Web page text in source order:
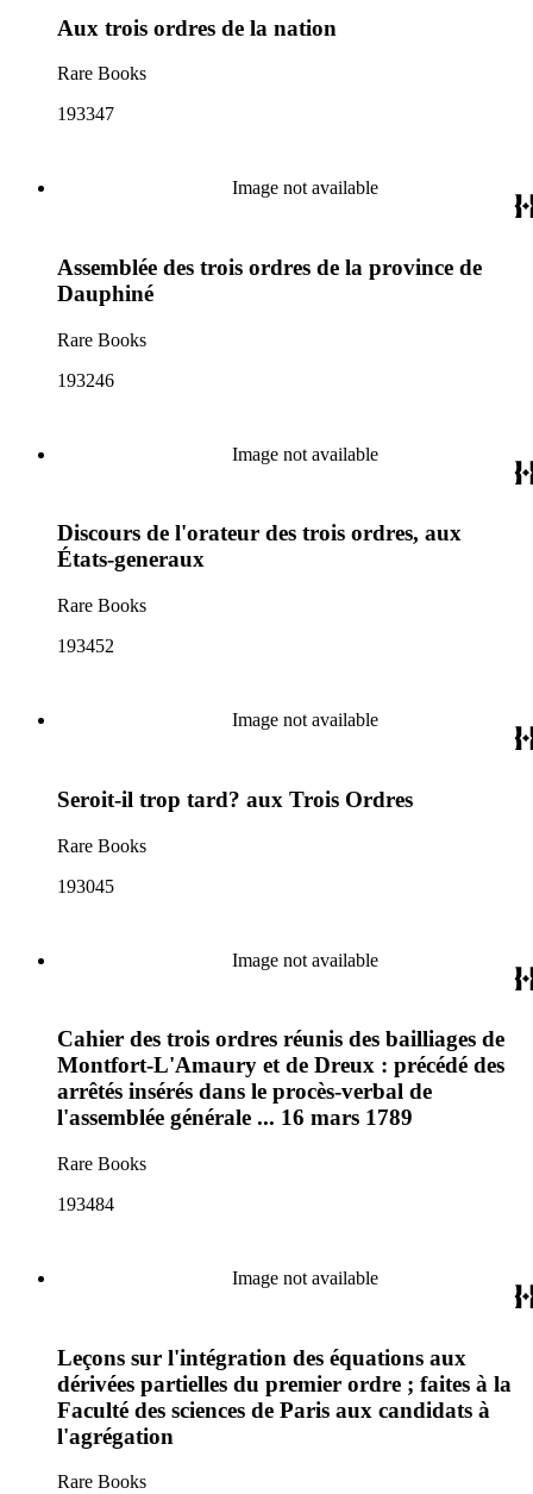
Aux trois ordres de la nation
Rare Books
193347
Image not available
Assemblée des trois ordres de la province de
Dauphiné
Rare Books
193246
Image not available
Discours de l'orateur des trois ordres, aux
États-generaux
Rare Books
193452
Image not available
Seroit-il trop tard? aux Trois Ordres
Rare Books
193045
Image not available
Cahier des trois ordres réunis des bailliages de
Montfort-L'Amaury et de Dreux : précédé des
arrêtés insérés dans le procès-verbal de
l'assemblée générale ... 16 mars 1789
Rare Books
193484
Image not available
Leçons sur l'intégration des équations aux
dérivées partielles du premier ordre ; faites à la
Faculté des sciences de Paris aux candidats à
l'agrégation
Rare Books